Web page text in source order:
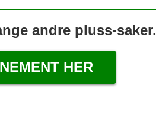
andre pluss-saker.
HER